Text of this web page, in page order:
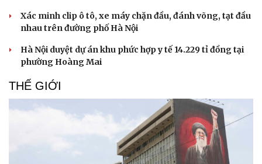
Xác minh clip ô tô, xe máy chặn đầu, đánh võng, tạt đầu
nhau trên đường phố Hà Nội
Hà Nội duyệt dự án khu phức hợp y tế 14.229 tỉ đồng tại
phường Hoàng Mai
THẾ GIỚI